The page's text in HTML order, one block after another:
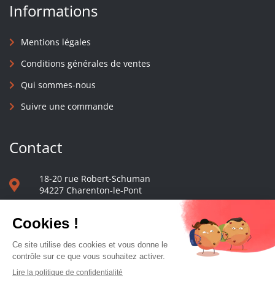
Informations
Mentions légales
Conditions générales de ventes
Qui sommes-nous
Suivre une commande
Contact
18-20 rue Robert-Schuman
94227 Charenton-le-Pont